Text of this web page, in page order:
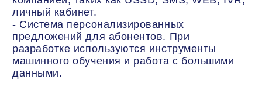
личный кабинет.
- Система персонализированных
предложений для абонентов. При
разработке используются инструменты
машинного обучения и работа с большими
данными.